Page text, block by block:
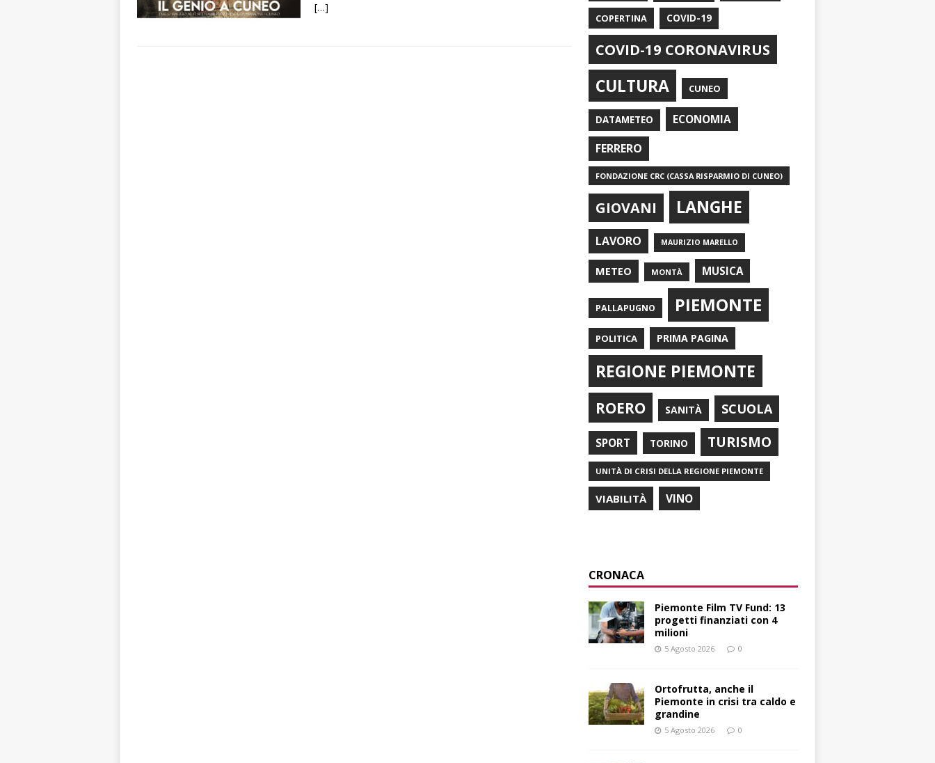
[…]
COPERTINA COVID-19
COVID-19 CORONAVIRUS
CULTURA CUNEO
DATAMETEO ECONOMIA
FERRERO
FONDAZIONE CRC (CASSA RISPARMIO DI CUNEO)
GIOVANI LANGHE
LAVORO MAURIZIO MARELLO
METEO MONTÀ MUSICA
PALLAPUGNO PIEMONTE
POLITICA PRIMA PAGINA
REGIONE PIEMONTE
ROERO SANITÀ SCUOLA
SPORT TORINO TURISMO
UNITÀ DI CRISI DELLA REGIONE PIEMONTE
VIABILITÀ VINO
CRONACA
Piemonte Film TV Fund: 13
progetti finanziati con 4
milioni
5 Agosto 2026 0
Ortofrutta, anche il
Piemonte in crisi tra caldo e
grandine
5 Agosto 2026 0